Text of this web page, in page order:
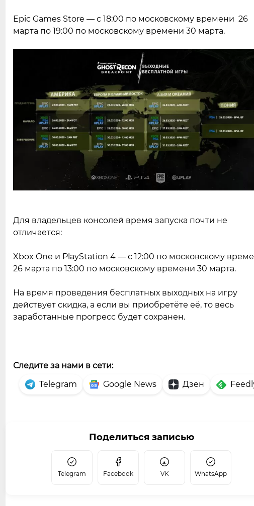
Epic Games Store — с 18:00 по московскому времени 26
марта по 19:00 по московскому времени 30 марта.
Для владельцев консолей время запуска почти не
отличается:
Xbox One и PlayStation 4 — с 12:00 по московскому
26 марта по 13:00 по московскому времени 30 марта.
На время проведения бесплатных выходных на игру
действует скидка, а если вы приобретёте её, то весь
заработанные прогресс будет сохранен.
Следите за нами в сети:
Telegram
Google News Дзен
Поделиться записью
Telegram Facebook VK WhatsApp